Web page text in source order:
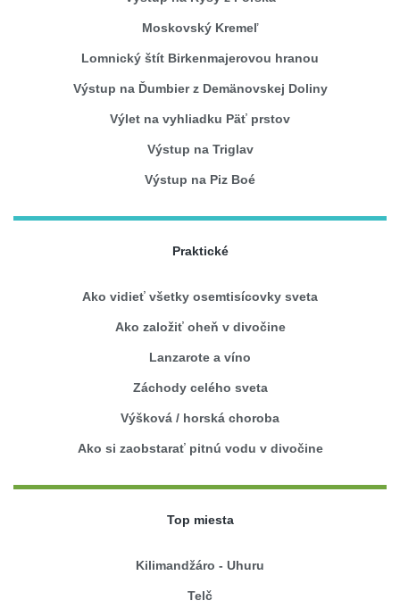
Moskovský Kremeľ
Lomnický štít Birkenmajerovou hranou
Výstup na Ďumbier z Demänovskej Doliny
Výlet na vyhliadku Päť prstov
Výstup na Triglav
Výstup na Piz Boé
Praktické
Ako vidieť všetky osemtisícovky sveta
Ako založiť oheň v divočine
Lanzarote a víno
Záchody celého sveta
Výšková / horská choroba
Ako si zaobstarať pitnú vodu v divočine
Top miesta
Kilimandžáro - Uhuru
Telč